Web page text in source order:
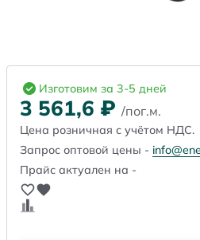
Изготовим за 3-5 дней
3 561,6 ₽ /пог.м.
Цена розничная с учётом НДС.
Запрос оптовой цены -
Прайс актуален на -